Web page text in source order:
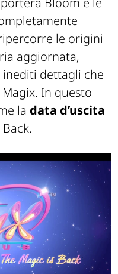
le origini
aggiornata,
inediti dettagli che
In questo
la data d’uscita